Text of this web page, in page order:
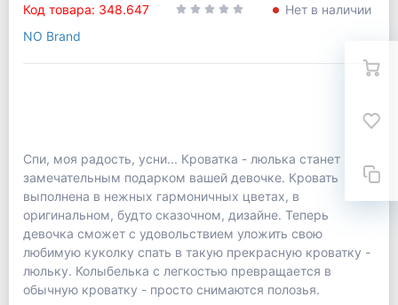
Код товара: 348.647
Нет в наличии
NO Brand
Спи, моя радость, усни... Кроватка - люлька станет
замечательным подарком вашей девочке. Кровать
выполнена в нежных гармоничных цветах, в
оригинальном, будто сказочном, дизайне. Теперь
девочка сможет с удовольствием уложить свою
любимую куколку спать в такую прекрасную кроватку -
люльку. Колыбелька с легкостью превращается в
обычную кроватку - просто снимаются полозья.